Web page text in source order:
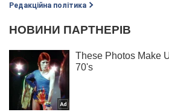
Редакційна політика